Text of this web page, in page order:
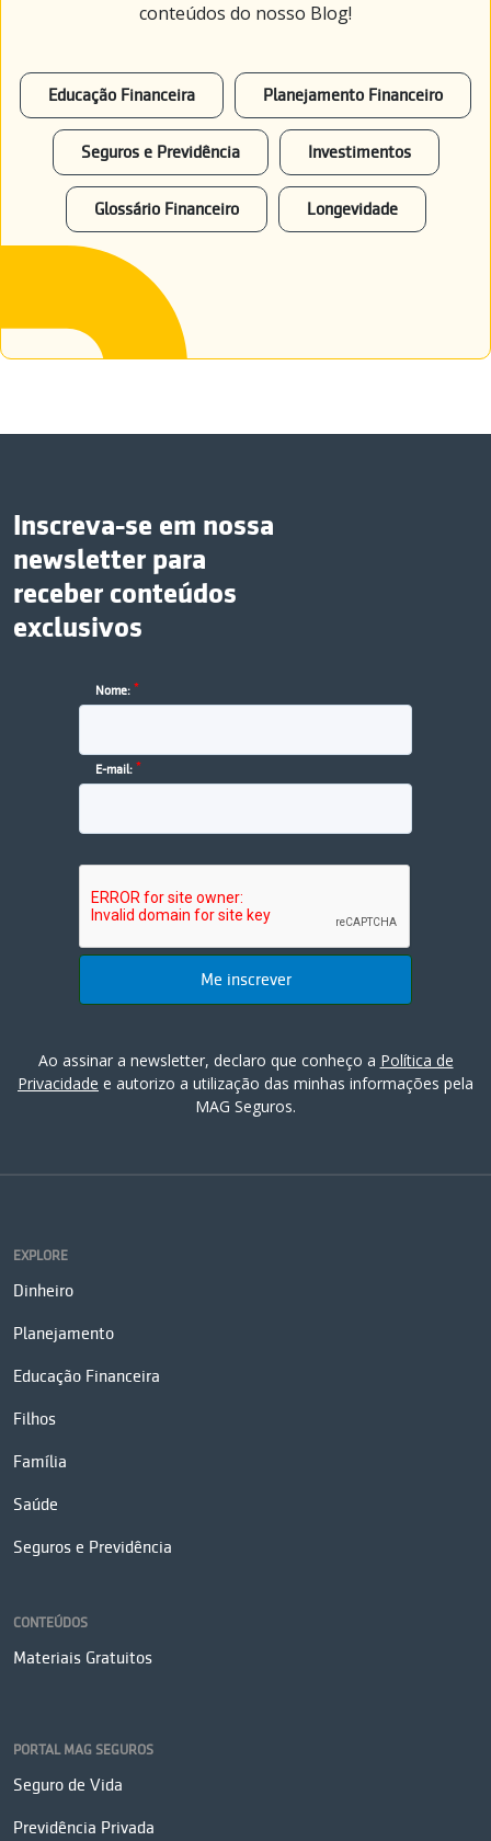
conteúdos do nosso Blog!
Educação Financeira Planejamento Financeiro
Seguros e Previdência Investimentos
Glossário Financeiro Longevidade
Inscreva-se em nossa
newsletter para
receber conteúdos
exclusivos
Nome: *
E-mail: *
Ao assinar a newsletter, declaro que conheço a Política de
Privacidade e autorizo a utilização das minhas informações pela
MAG Seguros.
EXPLORE
Dinheiro
Planejamento
Educação Financeira
Filhos
Família
Saúde
Seguros e Previdência
CONTEÚDOS
Materiais Gratuitos
PORTAL MAG SEGUROS
Seguro de Vida
Previdência Privada